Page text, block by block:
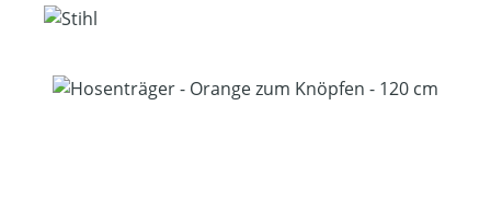
Bildergalerie überspringen